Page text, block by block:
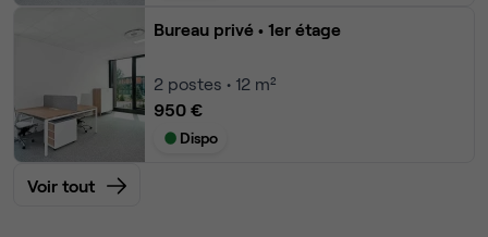
Bureau privé • 1er étage
2 postes • 12 m²
950 €
Dispo
Voir tout